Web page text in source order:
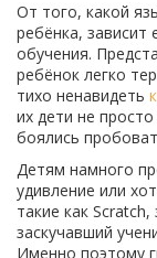
От того, какой
ребёнка, зависит
обучения.
ребёнок легко
тихо ненавидеть
их дети не
боялись
Детям намного
удивление или
такие как
заскучавший
Именно поэтому